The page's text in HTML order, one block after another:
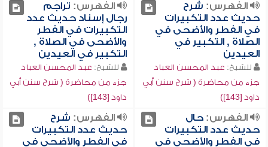
الفهرس: شرح
حديث عدد التكبيرات
في الفطر والأضحى في
الصلاة , التكبير في
العيدين
للشيخ: عبد المحسن العباد
جزء من محاضرة ( شرح سنن أبي
داود [143])
الفهرس: تراجم
رجال إسناد حديث عدد
التكبيرات في الفطر
والأضحى في الصلاة ,
التكبير في العيدين
للشيخ: عبد المحسن العباد
جزء من محاضرة ( شرح سنن أبي
داود [143])
الفهرس:حال
حديث عدد التكبيرات
في الفطر والأضحى في
الفهرس: شرح
حديث عدد التكبيرات
في الفطر والأضحى في